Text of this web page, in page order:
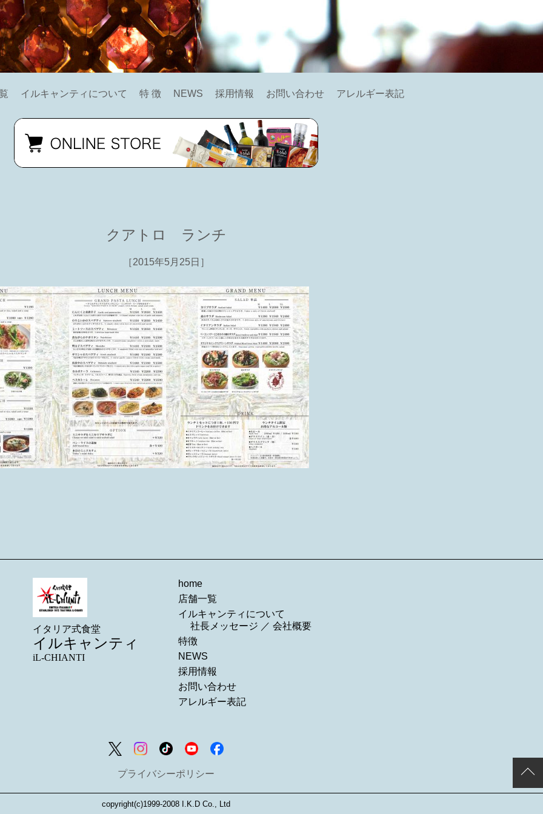
イルキャンティについて 特 徴 NEWS 採用情報 お問い合わせ アレルギー表記
クアトロ ランチ
［2015年5月25日］
イタリア式食堂
イルキャンティ
iL-CHIANTI
home
店舗一覧
イルキャンティについて
社長メッセージ ／ 会社概要
特徴
NEWS
採用情報
お問い合わせ
アレルギー表記
プライバシーポリシー
copyright(c)1999-2008 I.K.D Co., Ltd